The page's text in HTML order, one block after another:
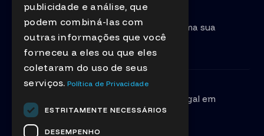
24-12-2025
Eclipse total do Sol de 2026 será visível na sua
plenitude em Bragança
Ver mais...
23-12-2025
Eclipse solar total será visível em Portugal em
agosto de 2026
Ver mais...
publicidade e análise, que
podem combiná-las com
outras informações que você
forneceu a eles ou que eles
coletaram do uso de seus
serviços. Política de Privacidade
ESTRITAMENTE NECESSÁRIOS
DESEMPENHO